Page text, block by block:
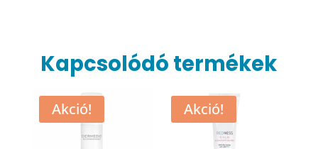
Kapcsolódó termékek
Akció! Akció!